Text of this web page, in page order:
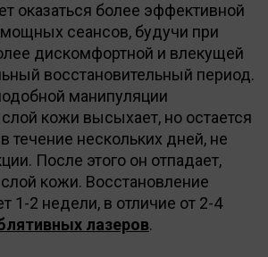
оказаться более эффективной
сеансов, будучи при
дискомфортной и влекущей
восстановительный период.
манипуляции
кожи высыхает, но остается
течение нескольких дней, не
После этого он отпадает,
кожи. Восстановление
1-2 недели, в отличие от 2-4
лазеров.